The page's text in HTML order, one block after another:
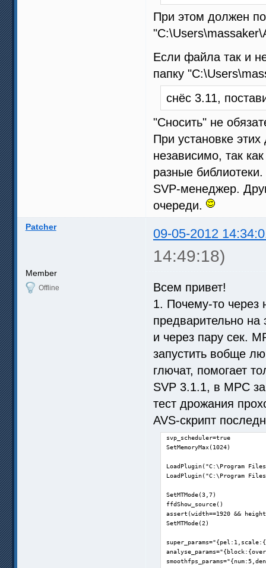
При этом должен
Если файла так и
папку
снёс 3.11,
"Сносить" не
При установке
независимо, так
разные
SVP-менеджер.
очереди.
Patcher 09-05-2012
14:49:18)
Member
Offline
Всем привет!
1. Почему-то через
предварительно на
и через пару сек.
запустить вобще
глючат, помогает
SVP 3.1.1, в MPC
тест дрожания
AVS-скрипт
svp_scheduler=true
SetMemoryMax(1024)
LoadPlugin("C:\Program
LoadPlugin("C:\Program
SetMTMode(3,7)
ffdShow_source()
assert(width==1920 &&
SetMTMode(2)